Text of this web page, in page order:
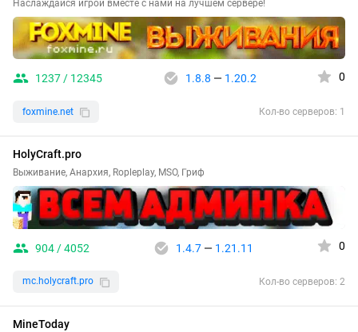
Наслаждайся игрой вместе с нами на лучшем сервере!
1237 / 12345 1.8.8 — 1.20.2 0
foxmine.net Кол-во серверов: 1
HolyCraft.pro
Выживание, Анархия, Ropleplay, MSO, Гриф
904 / 4052 1.4.7— 1.21.11 0
mc.holycraft.pro Кол-во серверов: 2
MineToday